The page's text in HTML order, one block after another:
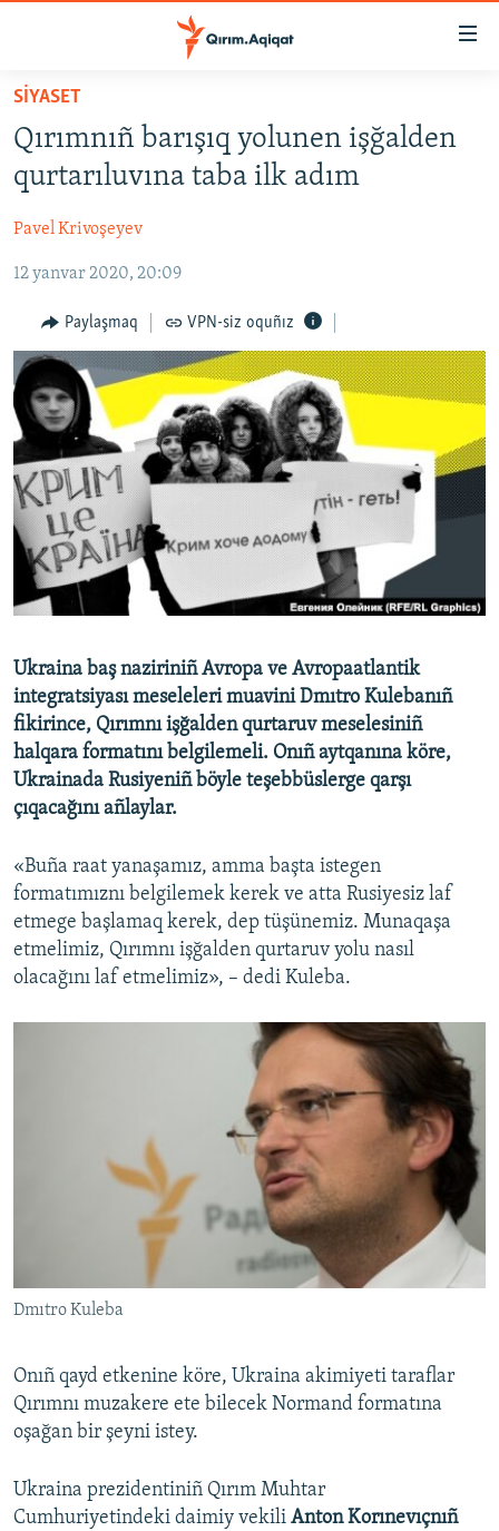
Esas
qaytmaq
Baş
navigatsiyağa
qaytmaq
qaytmaq
SİYASET
İQTİSADİYAT
CEMİYET
MEDENİYET
İNSAN AQLARI
VİDEO
SÜRET
BLOGLAR
FİKİR
Русский
Українською
RFE/RS bütün saytları
SİYASET
Qırımnıñ barışıq yolunen işğalden
qurtarıluvına taba ilk adım
Pavel Krivoşeyev
12 yanvar 2020, 20:09
Paylaşmaq VPN-siz oquñız
Ukraina baş naziriniñ Avropa ve Avropaatlantik
integratsiyası meseleleri muavini Dmıtro Kulebanıñ
fikirince, Qırımnı işğalden qurtaruv meselesiniñ
halqara formatını belgilemeli. Onıñ aytqanına köre,
Ukrainada Rusiyeniñ böyle teşebbüslerge qarşı
çıqacağını añlaylar.
«Buña raat yanaşamız, amma başta istegen
formatımıznı belgilemek kerek ve atta Rusiyesiz laf
etmege başlamaq kerek, dep tüşünemiz. Munaqaşa
etmelimiz, Qırımnı işğalden qurtaruv yolu nasıl
olacağını laf etmelimiz», – dedi Kuleba.
Dmıtro Kuleba
Onıñ qayd etkenine köre, Ukraina akimiyeti taraflar
Qırımnı muzakere ete bilecek Normand formatına
oşağan bir şeyni istey.
Ukraina prezidentiniñ Qırım Muhtar
Cumhuriyetindeki daimiy vekili Anton Korınevıçnıñ